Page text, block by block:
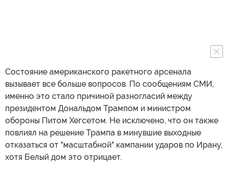
Состояние американского ракетного арсенала
вызывает все больше вопросов. По сообщениям СМИ,
именно это стало причиной разногласий между
президентом Дональдом Трампом и министром
обороны Питом Хегсетом. Не исключено, что он также
повлиял на решение Трампа в минувшие выходные
отказаться от "масштабной" кампании ударов по Ирану,
хотя Белый дом это отрицает.